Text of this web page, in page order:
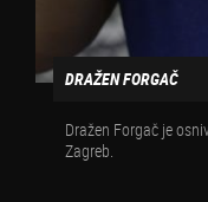
DRAŽEN FORGAČ
Dražen Forgač je
Zagreb.